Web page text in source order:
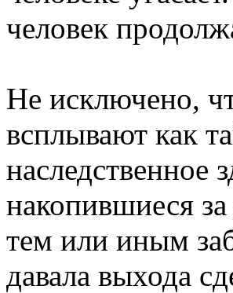
человек
Не исключено,
всплывают как
наследственное
накопившиеся
тем или иным
давала выхода